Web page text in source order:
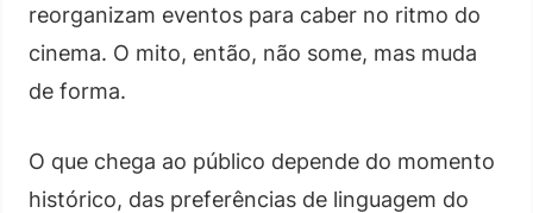
reorganizam eventos para caber no ritmo do
cinema. O mito, então, não some, mas muda
de forma.
O que chega ao público depende do momento
histórico, das preferências de linguagem do